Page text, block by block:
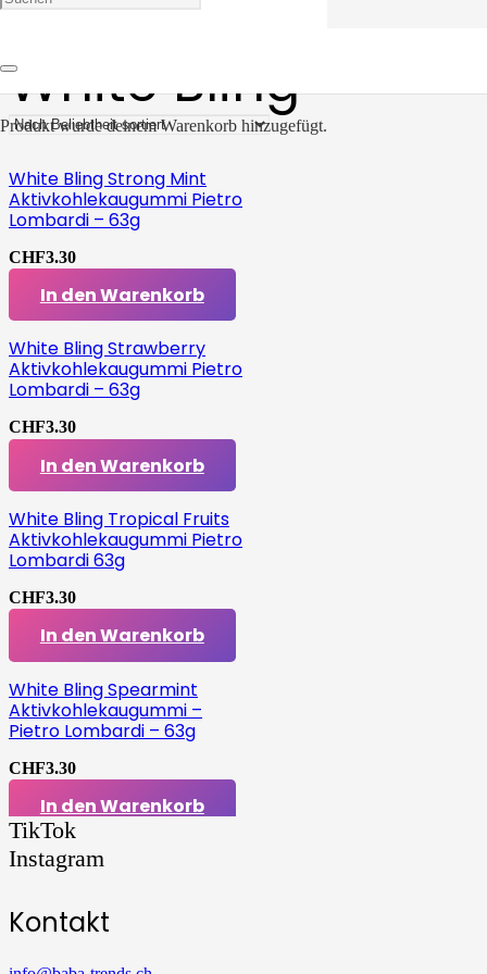
Produktwurde deinem Warenkorb hinzugefügt.
White Bling
White Bling Strong Mint
Aktivkohlekaugummi Pietro
Lombardi – 63g
CHF3.30
In den Warenkorb
White Bling Strawberry
Aktivkohlekaugummi Pietro
Lombardi – 63g
CHF3.30
In den Warenkorb
White Bling Tropical Fruits
Aktivkohlekaugummi Pietro
Lombardi 63g
CHF3.30
In den Warenkorb
White Bling Spearmint
Aktivkohlekaugummi –
Pietro Lombardi – 63g
CHF3.30
In den Warenkorb
TikTok
Instagram
Kontakt